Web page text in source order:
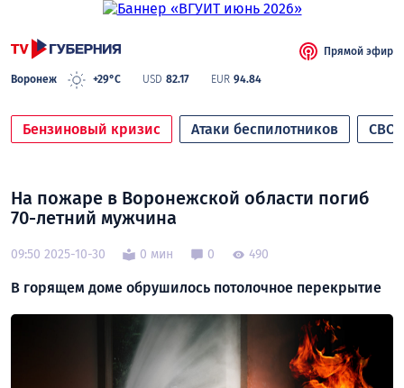
Воронеж +29°C USD 82.17 EUR 94.84
Прямой эфир
Бензиновый кризис Атаки беспилотников СВО
На пожаре в Воронежской области погиб
70-летний мужчина
09:50 2025-10-30 0 мин 0 490
В горящем доме обрушилось потолочное перекрытие